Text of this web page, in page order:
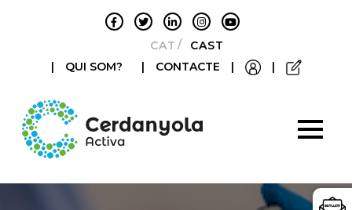
CATALÀCASTELLANO
|
QUI SOM? | CONTACTE | |